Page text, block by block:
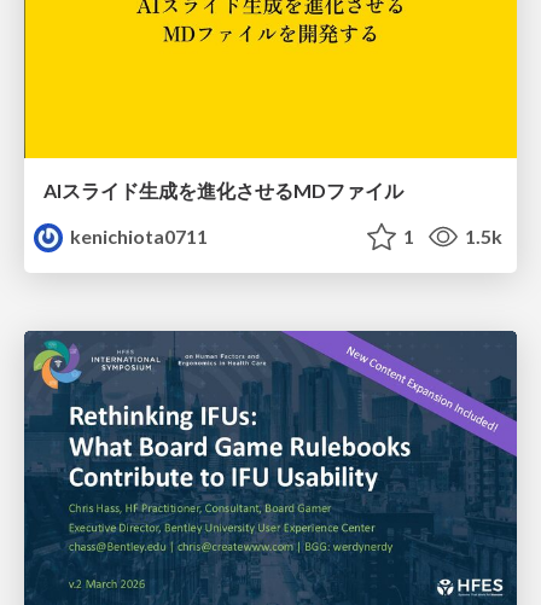
AIスライド生成を進化させるMDファイル
kenichiota0711
1 1.5k